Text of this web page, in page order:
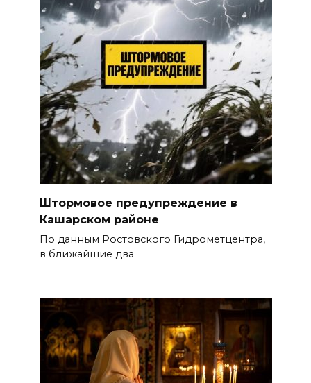
Штормовое предупреждение в
Кашарском районе
По данным Ростовского Гидрометцентра,
в ближайшие два